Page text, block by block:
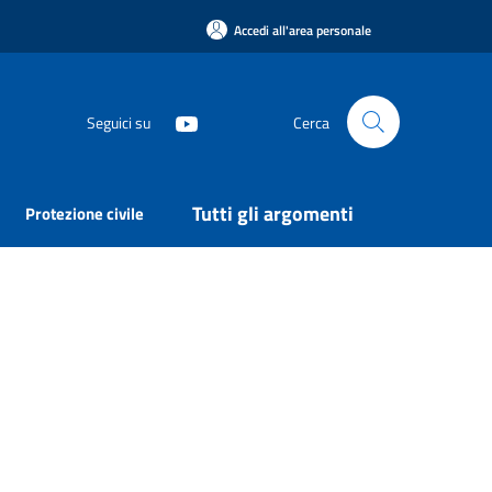
Accedi all'area personale
Seguici su Cerca
Protezione civile Tutti gli argomenti